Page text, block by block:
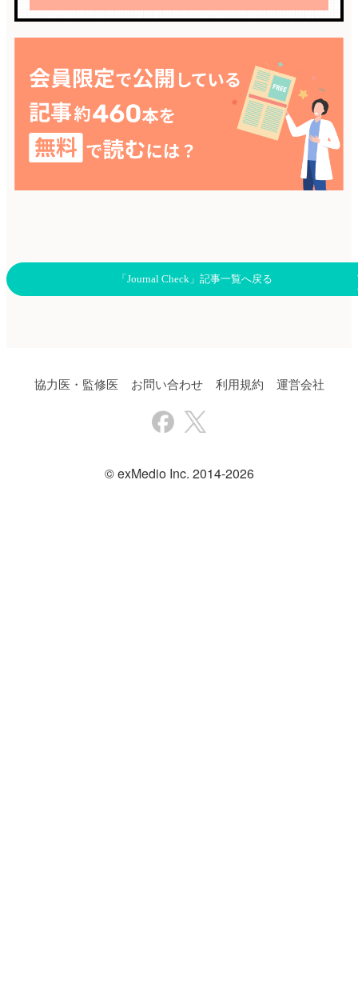
「Journal Check」記事一覧へ戻る
© exMedio Inc. 2014-2026
協力医・監修医 お問い合わせ 利用規約 運営会社